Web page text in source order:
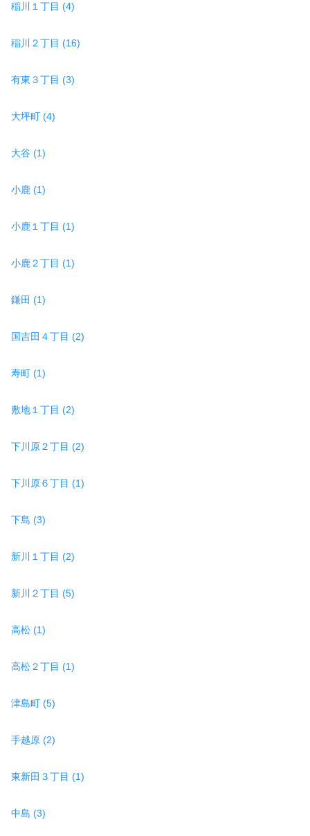
稲川１丁目 (4)
稲川２丁目 (16)
有東３丁目 (3)
大坪町 (4)
大谷 (1)
小鹿 (1)
小鹿１丁目 (1)
小鹿２丁目 (1)
鎌田 (1)
国吉田４丁目 (2)
寿町 (1)
敷地１丁目 (2)
下川原２丁目 (2)
下川原６丁目 (1)
下島 (3)
新川１丁目 (2)
新川２丁目 (5)
高松 (1)
高松２丁目 (1)
津島町 (5)
手越原 (2)
東新田３丁目 (1)
中島 (3)